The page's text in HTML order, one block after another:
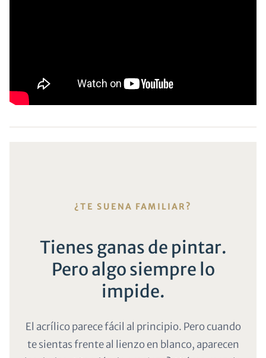
¿TE SUENA FAMILIAR?
Tienes ganas de pintar.
Pero algo siempre lo
impide.
El acrílico parece fácil al principio. Pero cuando
te sientas frente al lienzo en blanco, aparecen